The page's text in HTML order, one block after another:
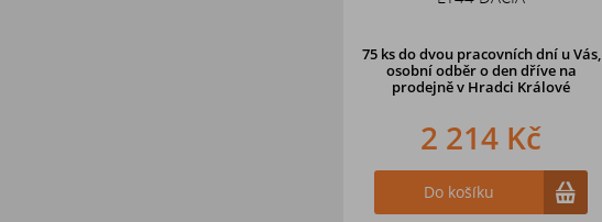
75 ks do dvou pracovních dní u Vás,
osobní odběr o den dřívena
prodejně v Hradci Králové
2 214 Kč
Do košíku